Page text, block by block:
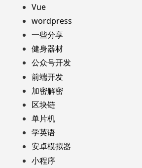
Vue
wordpress
一些分享
健身器材
公众号开发
前端开发
加密解密
区块链
单片机
学英语
安卓模拟器
小程序